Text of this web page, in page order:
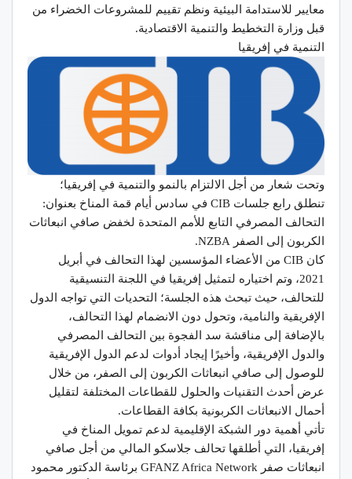
معايير للاستدامة البيئية ونظم تقييم للمشروعات الخضراء من
قبل وزارة التخطيط والتنمية الاقتصادية.
التنمية في إفريقيا
وتحت شعار من أجل الالتزام بالنمو والتنمية في إفريقيا؛
تنطلق رابع جلسات CIB في سادس أيام قمة المناخ بعنوان:
التحالف المصرفي التابع للأمم المتحدة لخفض صافي انبعاثات
الكربون إلى الصفر NZBA.
كان CIB من الأعضاء المؤسسين لهذا التحالف في أبريل
2021، وتم اختياره لتمثيل إفريقيا في اللجنة التنسيقية
للتحالف، حيث تبحث هذه الجلسة؛ التحديات التي تواجه الدول
الإفريقية والنامية، وتحول دون الانضمام لهذا التحالف،
بالإضافة إلى مناقشة سد الفجوة بين التحالف المصرفي
والدول الإفريقية، وأخيرًا إيجاد أدوات لدعم الدول الإفريقية
للوصول إلى صافي انبعاثات الكربون إلى الصفر، من خلال
عرض أحدث التقنيات والحلول للقطاعات المختلفة لتقليل
أحمال الانبعاثات الكربونية بكافة القطاعات.
تأتي أهمية دور الشبكة الإقليمية لدعم تمويل المناخ في
إفريقيا، التي أطلقها تحالف جلاسكو المالي من أجل صافي
انبعاثات صفر GFANZ Africa Network برئاسة الدكتور محمود